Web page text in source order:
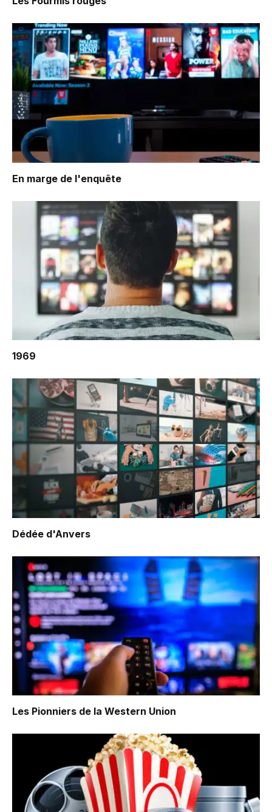
En marge de l'enquête
1969
Dédée d'Anvers
Les Pionniers de la Western Union